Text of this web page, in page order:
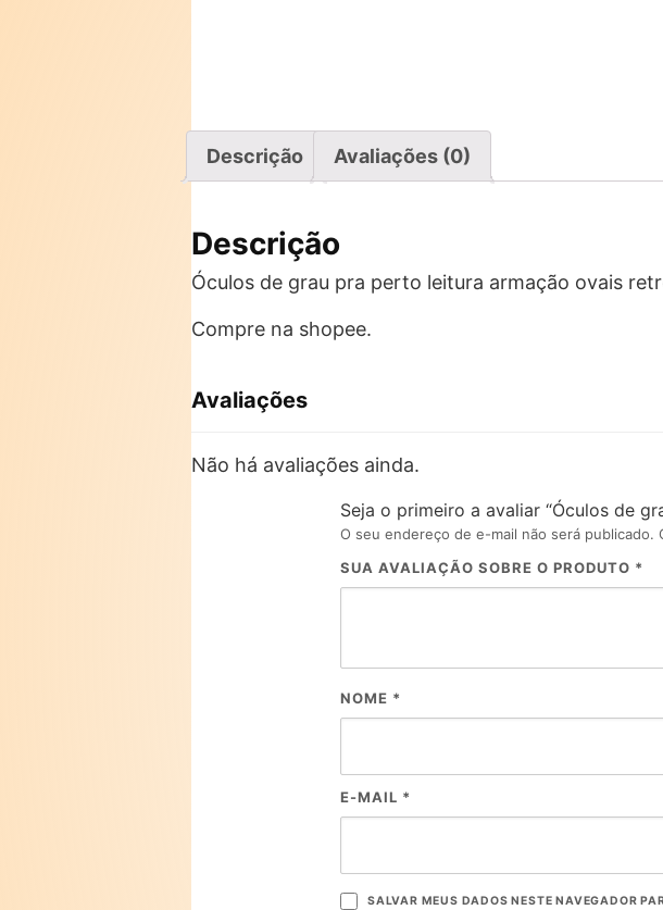
Descrição Avaliações (0)
Descrição
Óculos de grau pra perto leitura armação ovais
Compre na shopee.
Avaliações
Não há avaliações ainda.
Seja o primeiro a avaliar “Óculos de
O seu endereço de e-mail não será publicado.
SUA AVALIAÇÃO SOBRE O PRODUTO *
NOME *
E-MAIL *
SALVAR MEUS DADOS NESTE NAVEGADOR